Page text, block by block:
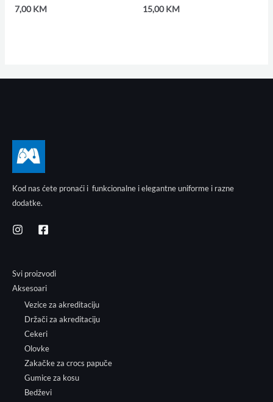
7,00KM 15,00KM
Kod nas ćete pronaći i funkcionalne i elegantne uniforme i razne
dodatke.
Svi proizvodi
Aksesoari
Vezice za akreditaciju
Držači za akreditaciju
Cekeri
Olovke
Zakačke za crocs papuče
Gumice za kosu
Bedževi